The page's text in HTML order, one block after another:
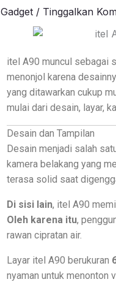
Gadget/ Tinggalkan
itel A90 muncul sebagai
menonjol karena
yang ditawarkan cukup
mulai dari desain, layar,
Desain dan Tampilan
Desain menjadi salah
kamera belakang yang
terasa solid saat
Di sisi lain, itel A90
Oleh karena itu,
rawan cipratan air.
Layar itel A90 berukuran
nyaman untuk menonton